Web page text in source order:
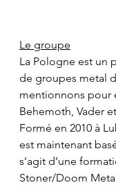
Le groupe
La Pologne est un
de groupes metal
mentionnons pour
Behemoth, Vader
Formé en 2010 à
est maintenant
s’agit d’une
Stoner/Doom